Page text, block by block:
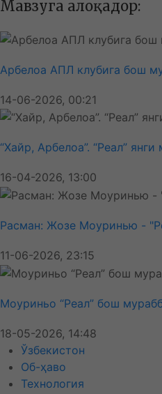
Мавзуга алоқадор:
Арбелоа АПЛ клубига бош
14-06-2026, 00:21
“Хайр, Арбелоа”. “Реал”
16-04-2026, 13:00
Расман: Жозе Моуринью -
11-06-2026, 23:15
Моуриньо “Реал” бош
18-05-2026, 14:48
Ўзбекистон
Об-ҳаво
Технология